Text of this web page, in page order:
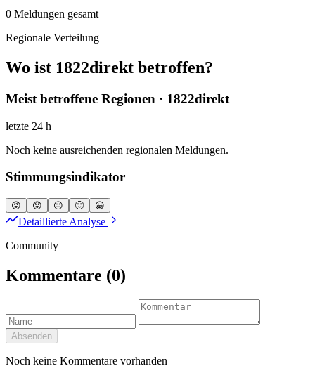
0 Meldungen gesamt
Regionale Verteilung
Wo ist 1822direkt betroffen?
Meist betroffene Regionen · 1822direkt
letzte 24 h
Noch keine ausreichenden regionalen Meldungen.
Stimmungsindikator
😡 😟 😐 🙂 😀
Detaillierte Analyse
Community
Kommentare (0)
Absenden
Noch keine Kommentare vorhanden